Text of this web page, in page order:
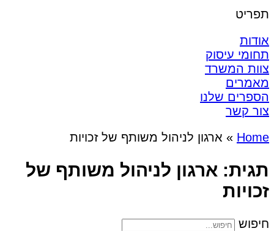
תפריט
אודות
תחומי עיסוק
צוות המשרד
מאמרים
הספרים שלנו
צור קשר
Home
» ארגון לניהול משותף של זכויות
תגית: ארגון לניהול משותף של
זכויות
חיפוש